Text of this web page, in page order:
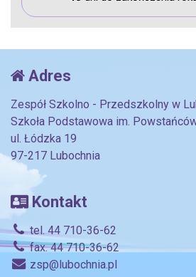
Adres
Zespół Szkolno - Przedszkolny w
Szkoła Podstawowa im.
ul. Łódzka 19
97-217 Lubochnia
Kontakt
tel. 44 710-36-62
fax. 44 710-36-62
zsp@lubochnia.pl